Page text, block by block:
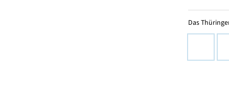
Das